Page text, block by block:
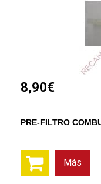
8,90€
PRE-FILTRO
Más